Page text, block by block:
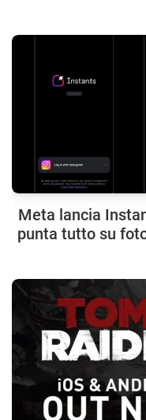
Meta lancia
punta tutto su